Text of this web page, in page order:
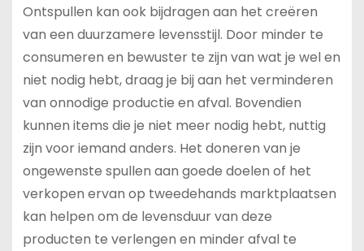
Ontspullen kan ook bijdragen aan het creëren
van een duurzamere levensstijl. Door minder te
consumeren en bewuster te zijn van wat je wel en
niet nodig hebt, draag je bij aan het verminderen
van onnodige productie en afval. Bovendien
kunnen items die je niet meer nodig hebt, nuttig
zijn voor iemand anders. Het doneren van je
ongewenste spullen aan goede doelen of het
verkopen ervan op tweedehands marktplaatsen
kan helpen om de levensduur van deze
producten te verlengen en minder afval te